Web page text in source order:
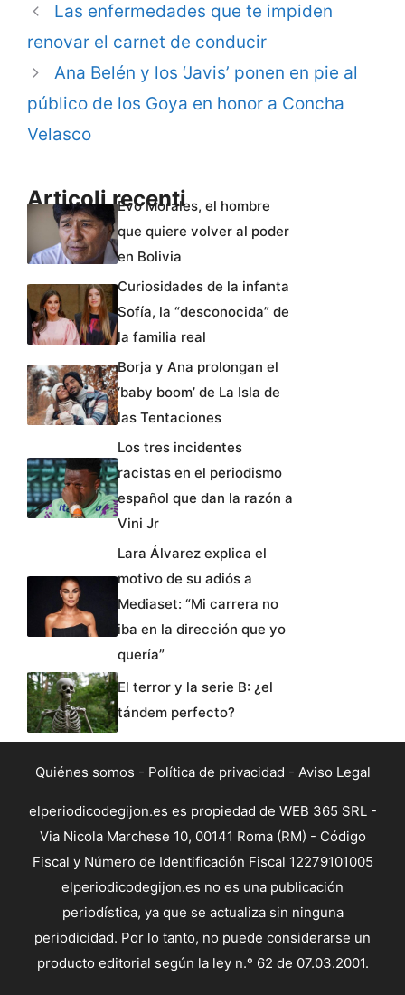
Las enfermedades que te impiden
renovar el carnet de conducir
Ana Belén y los ‘Javis’ ponen en pie al
público de los Goya en honor a Concha
Velasco
Articoli recentiEvo Morales, el hombre
que quiere volver al poder
en Bolivia
Curiosidades de la infanta
Sofía, la “desconocida” de
la familia real
Borja y Ana prolongan el
‘baby boom’ de La Isla de
las Tentaciones
Los tres incidentes
racistas en el periodismo
español que dan la razón a
Vini Jr
Lara Álvarez explica el
motivo de su adiós a
Mediaset: “Mi carrera no
iba en la dirección que yo
quería”
El terror y la serie B: ¿el
tándem perfecto?
Quiénes somos - Política de privacidad - Aviso Legal
elperiodicodegijon.es es propiedad de WEB 365 SRL -
Via Nicola Marchese 10, 00141 Roma (RM) - Código
Fiscal y Número de Identificación Fiscal 12279101005
elperiodicodegijon.es no es una publicación
periodística, ya que se actualiza sin ninguna
periodicidad. Por lo tanto, no puede considerarse un
producto editorial según la ley n.º 62 de 07.03.2001.